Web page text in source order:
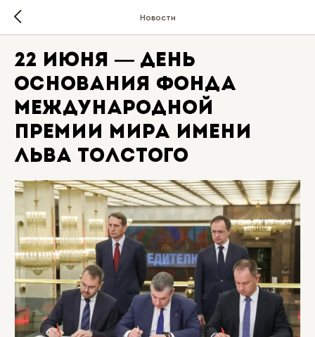
Новости
22 июня — День
основания Фонда
Международной
премии мира имени
Льва Толстого